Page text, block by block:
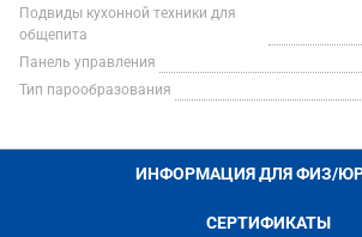
Подвиды кухонной техники для
общепита
Панель управления
Тип парообразования
ИНФОРМАЦИЯ ДЛЯ ФИЗ/
СЕРТИФИКАТЫ